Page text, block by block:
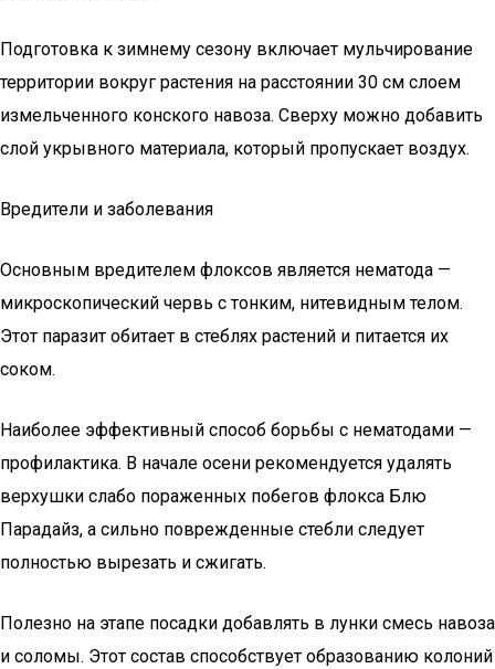
Подготовка к зимнему сезону включает мульчирование
территории вокруг растения на расстоянии 30 см слоем
измельченного конского навоза. Сверху можно добавить
слой укрывного материала, который пропускает воздух.
Вредители и заболевания
Основным вредителем флоксов является нематода —
микроскопический червь с тонким, нитевидным телом.
Этот паразит обитает в стеблях растений и питается их
соком.
Наиболее эффективный способ борьбы с нематодами —
профилактика. В начале осени рекомендуется удалять
верхушки слабо пораженных побегов флокса Блю
Парадайз, а сильно поврежденные стебли следует
полностью вырезать и сжигать.
Полезно на этапе посадки добавлять в лунки смесь навоза
и соломы. Этот состав способствует образованию колоний